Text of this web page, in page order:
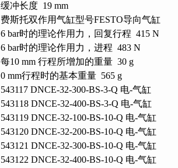
缓冲长度 19 mm
费斯托双作用气缸型号FESTO导向气缸
6 bar时的理论作用力，回复行程 415 N
6 bar时的理论作用力，进程 483 N
每10 mm 行程所增加的重量 30 g
0 mm行程时的基本重量 565 g
543117 DNCE-32-300-BS-3-Q 电-气缸
543118 DNCE-32-400-BS-3-Q 电-气缸
543119 DNCE-32-100-BS-10-Q 电-气缸
543120 DNCE-32-200-BS-10-Q 电-气缸
543121 DNCE-32-300-BS-10-Q 电-气缸
543122 DNCE-32-400-BS-10-Q 电-气缸